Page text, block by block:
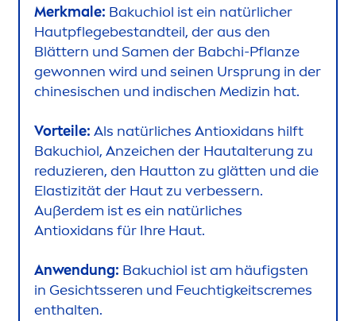
Merkmale: Bakuchiol ist ein natürlicher
Hautpflegebestandteil, der aus den
Blättern und Samen der Babchi-Pflanze
gewonnen wird und seinen Ursprung in der
chinesischen und indischen Medizin hat.
Vorteile: Als natürliches Antioxidans hilft
Bakuchiol, Anzeichen der Hautalterung zu
reduzieren, den Hautton zu glätten und die
Elastizität der Haut zu verbessern.
Außerdem ist es ein natürliches
Antioxidans für Ihre Haut.
Anwendung: Bakuchiol ist am häufigsten
in Gesichtsseren und Feuchtigkeitscremes
enthalten.